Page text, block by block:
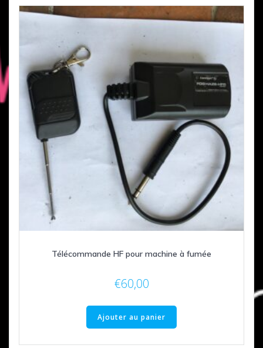
Télécommande HF pour machine à fumée
€60,00
Ajouter au panier